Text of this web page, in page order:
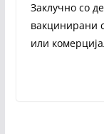
Заклучно со
вакцинирани
или